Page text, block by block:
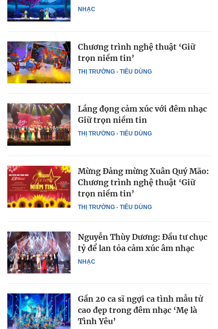
NHẠC
THỊ TRƯỜNG - TIÊU DÙNG
Chương trình nghệ thuật ‘Giữ
trọn niềm tin’
THỊ TRƯỜNG - TIÊU DÙNG
Lắng đọng cảm xúc với đêm nhạc
Giữ trọn niềm tin
THỊ TRƯỜNG - TIÊU DÙNG
Mừng Đảng mừng Xuân Quý Mão:
Chương trình nghệ thuật ‘Giữ
trọn niềm tin’
NHẠC
Nguyễn Thùy Dương: Đầu tư chục
tỷ để lan tỏa cảm xúc âm nhạc
Gần 20 ca sĩ ngợi ca tình mẫu tử
cao đẹp trong đêm nhạc ‘Mẹ là
Tình Yêu’